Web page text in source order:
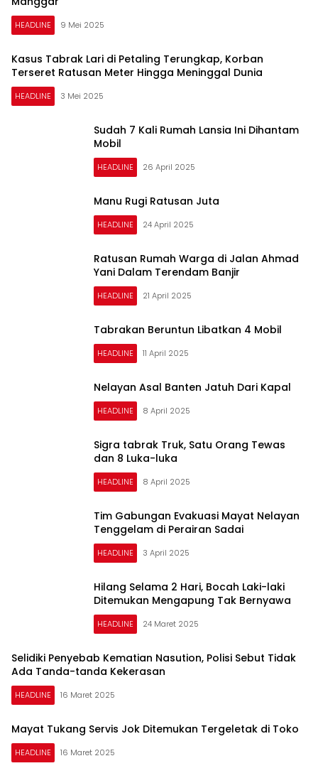
HEADLINE 9 Mei 2025
Kasus Tabrak Lari di Petaling Terungkap, Korban
Terseret Ratusan Meter Hingga Meninggal Dunia
HEADLINE 3 Mei 2025
Sudah 7 Kali Rumah Lansia Ini Dihantam
Mobil
HEADLINE 26 April 2025
Manu Rugi Ratusan Juta
HEADLINE 24 April 2025
Ratusan Rumah Warga di Jalan Ahmad
Yani Dalam Terendam Banjir
HEADLINE 21 April 2025
Tabrakan Beruntun Libatkan 4 Mobil
HEADLINE 11 April 2025
Nelayan Asal Banten Jatuh Dari Kapal
HEADLINE 8 April 2025
Sigra tabrak Truk, Satu Orang Tewas
dan 8 Luka-luka
HEADLINE 8 April 2025
Tim Gabungan Evakuasi Mayat Nelayan
Tenggelam di Perairan Sadai
HEADLINE 3 April 2025
Hilang Selama 2 Hari, Bocah Laki-laki
Ditemukan Mengapung Tak Bernyawa
HEADLINE 24 Maret 2025
Selidiki Penyebab Kematian Nasution, Polisi Sebut Tidak
Ada Tanda-tanda Kekerasan
HEADLINE 16 Maret 2025
Mayat Tukang Servis Jok Ditemukan Tergeletak di Toko
HEADLINE 16 Maret 2025